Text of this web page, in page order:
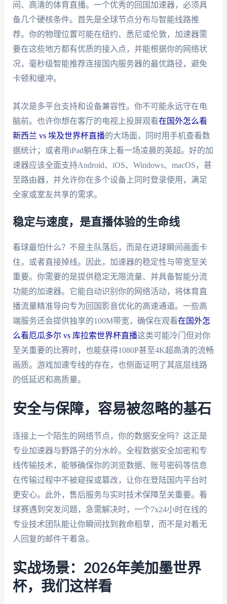
间、高清的体育直播。一个优秀的回国加速器，必须具
备几个硬核条件。首先是全球节点分布与智能线路推
荐。你的物理位置可能在纽约、悉尼或伦敦，加速器需
要在这些地方都有优质的接入点，并能根据你的网络状
况，毫秒级智能推荐连接国内服务器的最优路径，避免
卡顿和缓冲。
其次是多平台支持和设备兼容性。你不可能永远守在电
脑前。也许你想在客厅的电视上投屏观看在国外怎么看
新西兰 vs 埃及世界杯直播的大场面，同时用手机查看数
据统计；或者用iPad躺在床上看一场凌晨的英超。好的加
速器应该全面支持Android、iOS、Windows、macOS，甚
至路由器，并允许你在多个设备上同时登录使用，满足
全家或室友共享的需求。
稳定与速度，是直播体验的生命线
看球最怕什么？不是主队落后，而是在进球瞬间画面卡
住，或者直接掉线。因此，加速器的稳定性与带宽至关
重要。你需要的是提供稳定无限流量、并具备智能分流
功能的加速器。它能自动识别你的网络活动，将体育直
播流量精准导向专为回国影音优化的高速通道。一些高
端服务还会提供独享的100M带宽，确保在观看在国外怎
么看厄瓜多尔 vs 库拉索世界杯直播这类可能冷门但对你
至关重要的比赛时，也能获得1080P甚至4K超高清的流畅
画质。游戏加速专线的存在，也侧面证明了其底层线路
的低延迟和高质量。
安全与保障，容易被忽略的基石
连接上一个陌生的网络节点，你的数据安全吗？这正是
专业加速器与野路子的分水岭。全程数据安全加密和专
线传输技术，能够确保你的浏览数据、账号密码等信息
在传输过程中不被窥探或篡改，让你在登陆国内平台时
更安心。此外，售后服务与实时技术保障至关重要。看
球赛遇到突发问题，急需解决时，一个7x24小时在线的
专业技术团队能让你瞬间找到救命稻草，而不是对着无
人回复的邮件干着急。
实战场景：2026年美加墨世界
杯，我们这样看